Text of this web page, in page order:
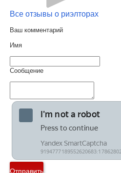
Все отзывы о риэлторах
Ваш комментарий
Имя
Сообщение
Отправить